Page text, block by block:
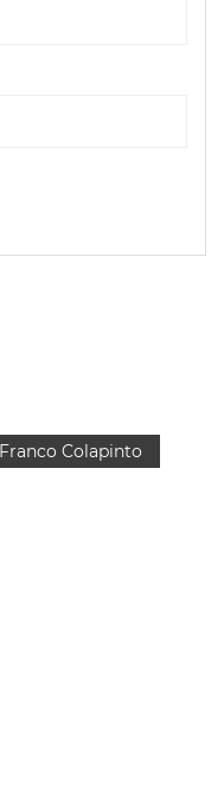
Franco Colapinto